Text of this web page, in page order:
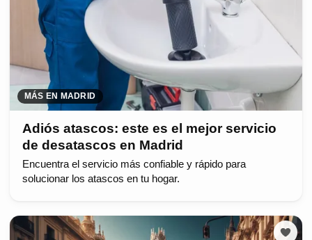
MÁS EN MADRID
Adiós atascos: este es el mejor servicio
de desatascos en Madrid
Encuentra el servicio más confiable y rápido para
solucionar los atascos en tu hogar.